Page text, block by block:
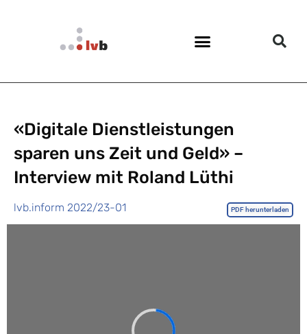
«Digitale Dienstleistungen
sparen uns Zeit und Geld» –
Interview mit Roland Lüthi
lvb.inform 2022/23-01 PDF herunterladen